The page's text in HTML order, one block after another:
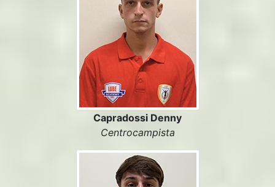
Capradossi Denny
Centrocampista